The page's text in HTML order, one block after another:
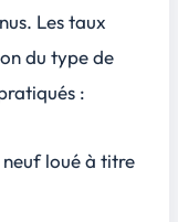
Les taux
du type de
:
loué à titre